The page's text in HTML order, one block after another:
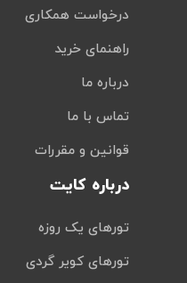
درخواست همکاری
راهنمای خرید
درباره ما
تماس با ما
قوانین و مقررات
درباره کایت
تورهای یک روزه
تورهای کویر گردی